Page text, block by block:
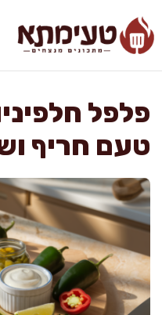
לתוכן
פלפל
טעם חריף